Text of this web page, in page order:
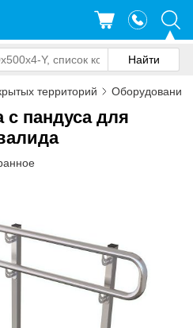
территорий Оборудование
пандуса для